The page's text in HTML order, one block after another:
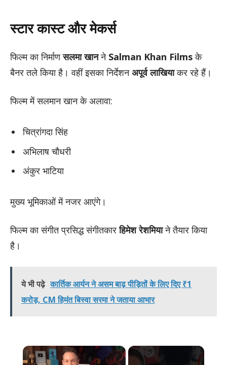
स्टार कास्ट और मेकर्स
फिल्म का निर्माणसलमा खानने Salman Khan Filmsके
बैनर तले किया है। वहीं इसका निर्देशनअपूर्व लाखियाकर रहे हैं।
फिल्म में सलमान खान के अलावा:
चित्रांगदा सिंह
अभिलाष चौधरी
अंकुर भाटिया
मुख्य भूमिकाओं में नजर आएंगे।
फिल्म का संगीत प्रसिद्ध संगीतकारहिमेश रेशमियाने तैयार किया
है।
ये भी पढ़े कार्तिक आर्यन ने असम बाढ़ पीड़ितों के लिए दिए ₹1
करोड़, CM हिमंत बिस्वा सरमा ने जताया आभार
×